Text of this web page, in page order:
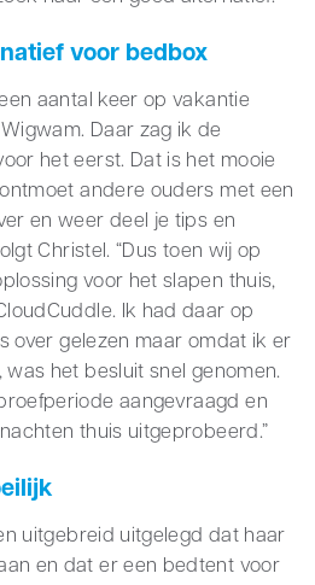
voor bedbox
aantal keer op vakantie
Daar zag ik de
het eerst. Dat is het mooie
andere ouders met een
en weer deel je tips en
Christel. “Dus toen wij op
voor het slapen thuis,
Ik had daar op
over gelezen maar omdat ik er
het besluit snel genomen.
aangevraagd en
thuis uitgeprobeerd.”
uitgebreid uitgelegd dat haar
en dat er een bedtent voor